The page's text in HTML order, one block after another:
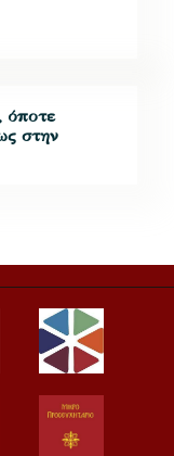
όποτε
στην